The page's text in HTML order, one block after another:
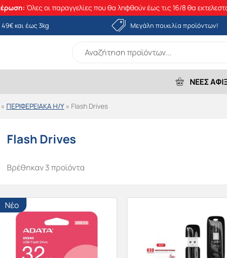
Όλες οι παραγγελίες που θα ληφθούν έως τις 16/8 θα
και έως 3kg Μεγάλη ποικιλία προϊόντων!
ΝΕΕΣ
» ΠΕΡΙΦΕΡΕΙΑΚΑ Η/Υ » Flash Drives
Flash Drives
Βρέθηκαν 3 προϊόντα
Νέο